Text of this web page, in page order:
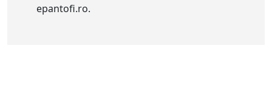
epantofi.ro.